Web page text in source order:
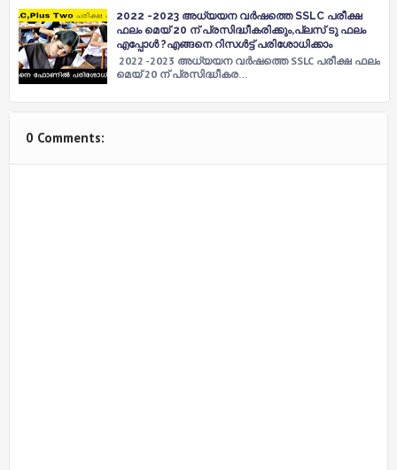
2022 -2023 അധ്യയന വർഷത്തെ SSLC പരീക്ഷ
ഫലം മെയ് 20 ന് പ്രസിദ്ധീകരിക്കും,പ്ലസ് ടു ഫലം
എപ്പോൾ ?എങ്ങനെ റിസൾട്ട് പരിശോധിക്കാം
2022 -2023 അധ്യയന വർഷത്തെ SSLC പരീക്ഷ ഫലം
മെയ് 20 ന് പ്രസിദ്ധീകര…
0 Comments: